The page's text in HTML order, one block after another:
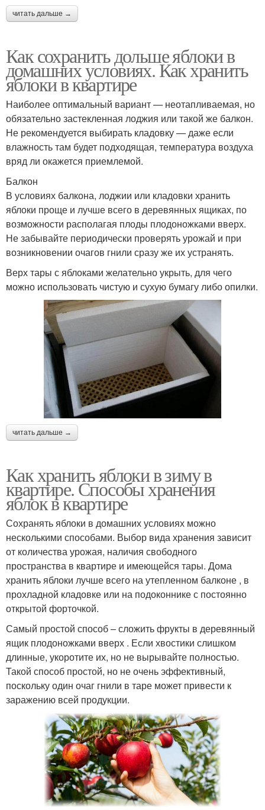
читать дальше →
Как сохранить дольше яблоки в
домашних условиях. Как хранить
яблоки в квартире
Наиболее оптимальный вариант — неотапливаемая, но
обязательно застекленная лоджия или такой же балкон.
Не рекомендуется выбирать кладовку — даже если
влажность там будет подходящая, температура воздуха
вряд ли окажется приемлемой.
Балкон
В условиях балкона, лоджии или кладовки хранить
яблоки проще и лучше всего в деревянных ящиках, по
возможности располагая плоды плодоножками вверх.
Не забывайте периодически проверять урожай и при
возникновении очагов гнили сразу же их устранять.
Верх тары с яблоками желательно укрыть, для чего
можно использовать чистую и сухую бумагу либо опилки.
читать дальше →
Как хранить яблоки в зиму в
квартире. Способы хранения
яблок в квартире
Сохранять яблоки в домашних условиях можно
несколькими способами. Выбор вида хранения зависит
от количества урожая, наличия свободного
пространства в квартире и имеющейся тары. Дома
хранить яблоки лучше всего на утепленном балконе , в
прохладной кладовке или на подоконнике с постоянно
открытой форточкой.
Самый простой способ – сложить фрукты в деревянный
ящик плодоножками вверх . Если хвостики слишком
длинные, укоротите их, но не вырывайте полностью.
Такой способ простой, но не очень эффективный,
поскольку один очаг гнили в таре может привести к
заражению всей продукции.